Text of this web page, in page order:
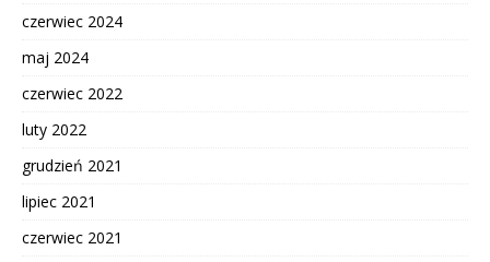
czerwiec 2024
maj 2024
czerwiec 2022
luty 2022
grudzień 2021
lipiec 2021
czerwiec 2021